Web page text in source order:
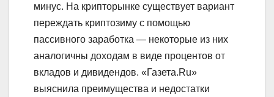
минус. На крипторынке существует вариант
переждать криптозиму с помощью
пассивного заработка — некоторые из них
аналогичны доходам в виде процентов от
вкладов и дивидендов. «Газета.Ru»
выяснила преимущества и недостатки